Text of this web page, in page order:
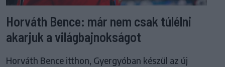
Horváth Bence: már nem csak túlélni
akarjuk a világbajnokságot
Horváth Bence itthon, Gyergyóban készül az új